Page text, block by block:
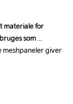
materiale for
som
giver
materiale for
som
giver